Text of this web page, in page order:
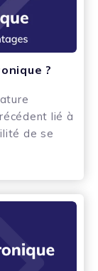
?
lié à
de se